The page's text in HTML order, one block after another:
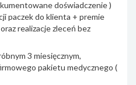
doświadczenie )
paczek do klienta + premie
realizacje zleceń bez
3 miesięcznym,
pakietu medycznego (